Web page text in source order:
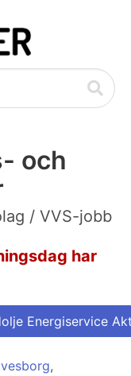
och
/ VVS-jobb
har
Energiservice
,